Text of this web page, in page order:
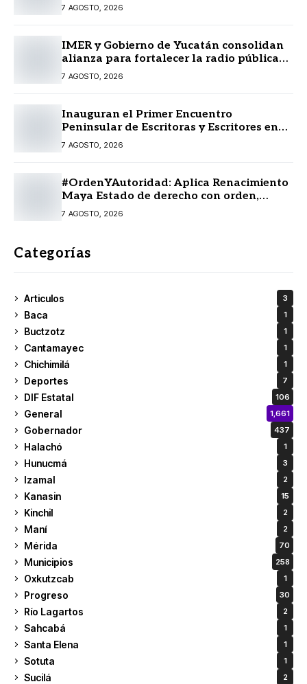
7 AGOSTO, 2026
IMER y Gobierno de Yucatán consolidan
alianza para fortalecer la radio pública
en beneficio de la ciudadanía
7 AGOSTO, 2026
Inauguran el Primer Encuentro
Peninsular de Escritoras y Escritores en
Lengua Maya 2026
7 AGOSTO, 2026
#OrdenYAutoridad: Aplica Renacimiento
Maya Estado de derecho con orden,
coordinación y saldo blanco
7 AGOSTO, 2026
Categorías
Articulos 3
Baca 1
Buctzotz 1
Cantamayec 1
Chichimilá 1
Deportes 7
DIF Estatal 106
General 1,661
Gobernador 437
Halachó 1
Hunucmá 3
Izamal 2
Kanasin 15
Kinchil 2
Maní 2
Mérida 70
Municipios 258
Oxkutzcab 1
Progreso 30
Río Lagartos 2
Sahcabá 1
Santa Elena 1
Sotuta 1
Sucilá 2